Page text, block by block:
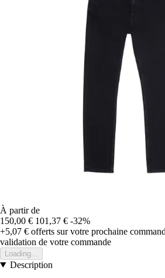
À partir de
150,00 € 101,37 € -32%
+5,07 € offerts sur votre prochaine
validation de votre commande
Loading...
Description